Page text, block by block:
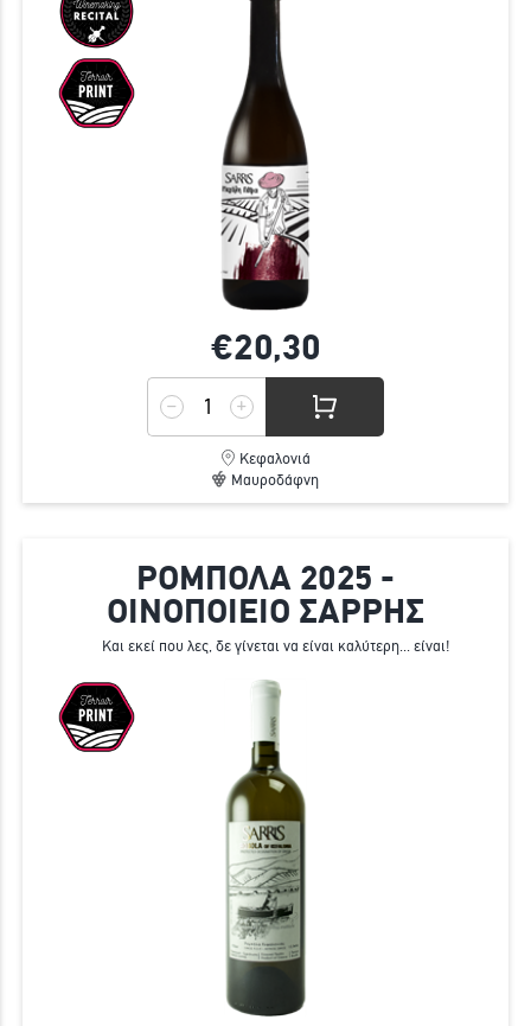
€20,30
Κεφαλονιά
Μαυροδάφνη
ΡΟΜΠΟΛΑ 2025 -
ΟΙΝΟΠΟΙΕΙΟ ΣΑΡΡΗΣ
Και εκεί που λες, δε γίνεται να είναι καλύτερη... είναι!